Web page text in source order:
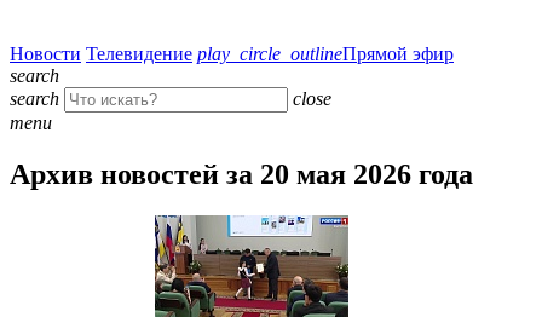
Новости Телевидение play_circle_outlineПрямой эфир
search
search
close
menu
Архив новостей за 20 мая 2026 года